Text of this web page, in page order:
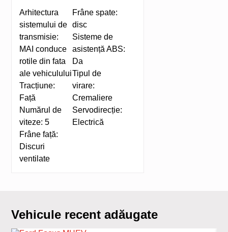
Arhitectura
sistemului de
transmisie:
MAI conduce
rotile din fata
ale vehiculului
Tracțiune:
Față
Numărul de
viteze:5
Frâne față:
Discuri
ventilate
Frâne spate:
disc
Sisteme de
asistență ABS:
Da
Tipul de
virare:
Cremaliere
Servodirecție:
Electrică
Vehicule recent adăugate